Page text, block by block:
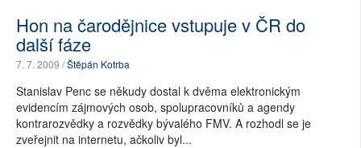
Hon na čarodějnice vstupuje v ČR do
další fáze
7. 7. 2009 /Štěpán Kotrba
Stanislav Penc se někudy dostal k dvěma elektronickým
evidencím zájmových osob, spolupracovníků a agendy
kontrarozvědky a rozvědky bývalého FMV. A rozhodl se je
zveřejnit na internetu, ačkoliv byl...